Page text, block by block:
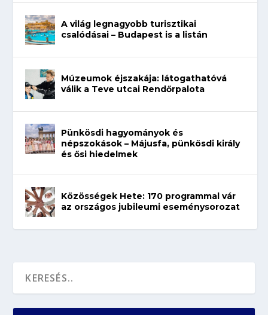
A világ legnagyobb turisztikai
csalódásai – Budapest is a listán
Múzeumok éjszakája: látogathatóvá
válik a Teve utcai Rendőrpalota
Pünkösdi hagyományok és
népszokások – Májusfa, pünkösdi király
és ősi hiedelmek
Közösségek Hete: 170 programmal vár
az országos jubileumi eseménysorozat